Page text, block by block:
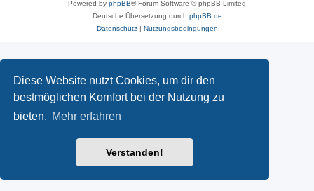
Diese Website nutzt Cookies, um dir den
bestmöglichen Komfort bei der Nutzung zu
bieten. Mehr erfahren
Verstanden!
Powered by phpBB® Forum Software © phpBB Limited
Deutsche Übersetzung durch phpBB.de
Datenschutz| Nutzungsbedingungen